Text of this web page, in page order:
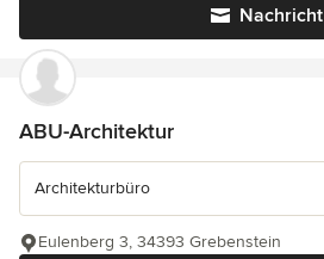
Nachricht
ABU-Architektur
Architekturbüro
Eulenberg 3, 34393 Grebenstein